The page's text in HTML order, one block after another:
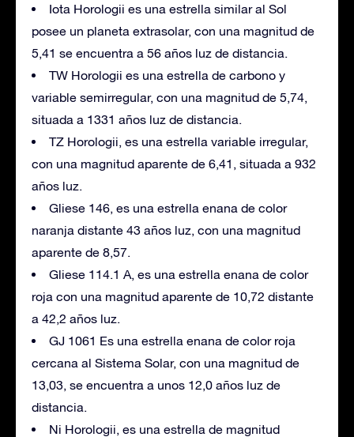
Iota Horologii es una estrella similar al Sol
posee un planeta extrasolar, con una magnitud de
5,41 se encuentra a 56 años luz de distancia.
TW Horologii es una estrella de carbono y
variable semirregular, con una magnitud de 5,74,
situada a 1331 años luz de distancia.
TZ Horologii, es una estrella variable irregular,
con una magnitud aparente de 6,41, situada a 932
años luz.
Gliese 146, es una estrella enana de color
naranja distante 43 años luz, con una magnitud
aparente de 8,57.
Gliese 114.1 A, es una estrella enana de color
roja con una magnitud aparente de 10,72 distante
a 42,2 años luz.
GJ 1061 Es una estrella enana de color roja
cercana al Sistema Solar, con una magnitud de
13,03, se encuentra a unos 12,0 años luz de
distancia.
Ni Horologii, es una estrella de magnitud